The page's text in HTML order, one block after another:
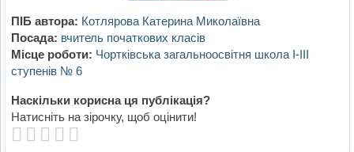
ПІБ автора: Котлярова Катерина Миколаївна
Посада: вчитель початкових класів
Місце роботи: Чортківська загальноосвітня школа І-ІІІ
ступенів № 6
Наскільки корисна ця публікація?
Натисніть на зірочку, щоб оцінити!